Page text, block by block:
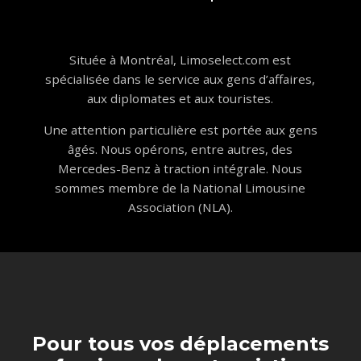
Située à Montréal, Limoselect.com est
spécialisée dans le service aux gens d’affaires,
aux diplomates et aux touristes.
Une attention particulière est portée aux gens
âgés. Nous opérons, entre autres, des
Mercedes-Benz à traction intégrale. Nous
sommes membre de la National Limousine
Association (NLA).
Pour tous vos déplacements